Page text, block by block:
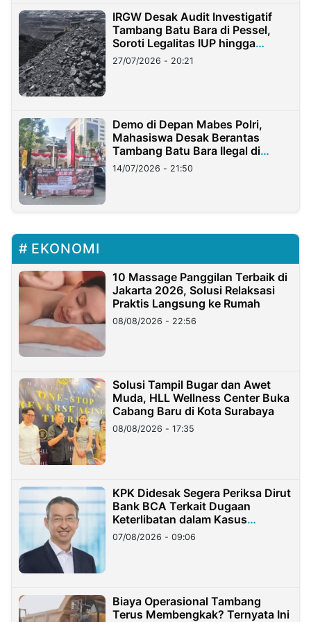
IRGW Desak Audit Investigatif
Tambang Batu Bara di Pessel,
Soroti Legalitas IUP hingga
Stockpile
27/07/2026 - 20:21
Demo di Depan Mabes Polri,
Mahasiswa Desak Berantas
Tambang Batu Bara Ilegal di
Lampung
14/07/2026 - 21:50
EKONOMI
10 Massage Panggilan Terbaik di
Jakarta 2026, Solusi Relaksasi
Praktis Langsung ke Rumah
08/08/2026 - 22:56
Solusi Tampil Bugar dan Awet
Muda, HLL Wellness Center Buka
Cabang Baru di Kota Surabaya
08/08/2026 - 17:35
KPK Didesak Segera Periksa Dirut
Bank BCA Terkait Dugaan
Keterlibatan dalam Kasus
Hilangnya Dana Nasabah Rp2,58
Miliar
07/08/2026 - 09:06
Biaya Operasional Tambang
Terus Membengkak? Ternyata Ini